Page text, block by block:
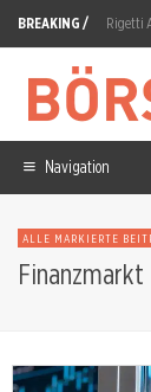
BREAKING / Rigetti
Renk
Vulcan
Navigation
ALLE MARKIERTE
Finanzmarkt